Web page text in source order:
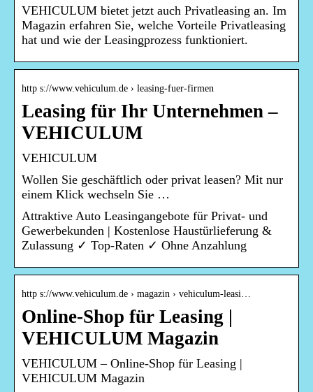
VEHICULUM bietet jetzt auch Privatleasing an. Im
Magazin erfahren Sie, welche Vorteile Privatleasing
hat und wie der Leasingprozess funktioniert.
http s://www.vehiculum.de › leasing-fuer-firmen
Leasing für Ihr Unternehmen –
VEHICULUM
VEHICULUM
Wollen Sie geschäftlich oder privat leasen? Mit nur
einem Klick wechseln Sie …
Attraktive Auto Leasingangebote für Privat- und
Gewerbekunden | Kostenlose Haustürlieferung &
Zulassung ✓ Top-Raten ✓ Ohne Anzahlung
http s://www.vehiculum.de › magazin › vehiculum-leasi…
Online-Shop für Leasing |
VEHICULUM Magazin
VEHICULUM – Online-Shop für Leasing |
VEHICULUM Magazin